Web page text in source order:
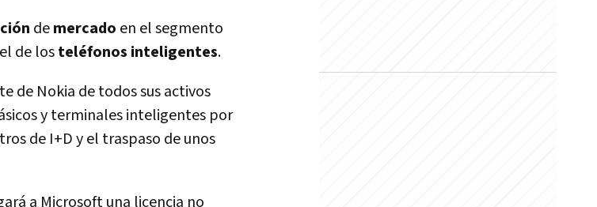
demercado en el segmento
de losteléfonos inteligentes.
de Nokia de todos sus activos
y terminales inteligentes por
de I+D y el traspaso de unos
a Microsoft una licencia no